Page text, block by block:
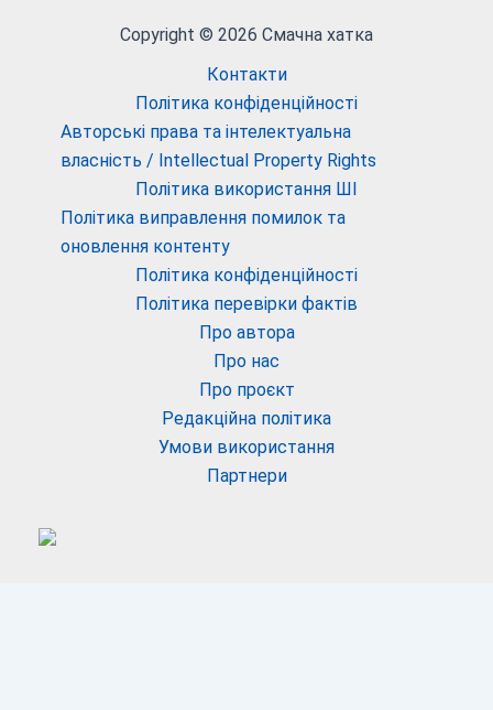
Copyright © 2026 Смачна хатка
Контакти
Політика конфіденційності
Авторські права та інтелектуальна
власність / Intellectual Property Rights
Політика використання ШІ
Політика виправлення помилок та
оновлення контенту
Політика конфіденційності
Політика перевірки фактів
Про автора
Про нас
Про проєкт
Редакційна політика
Умови використання
Партнери